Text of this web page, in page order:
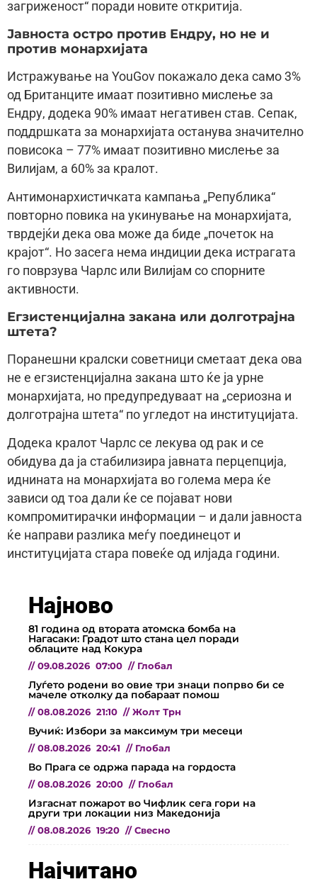
загриженост“ поради новите откритија.
Јавноста остро против Ендру, но не и
против монархијата
Истражување на YouGov покажало дека само 3%
од Британците имаат позитивно мислење за
Ендру, додека 90% имаат негативен став. Сепак,
поддршката за монархијата останува значително
повисока – 77% имаат позитивно мислење за
Вилијам, а 60% за кралот.
Антимонархистичката кампања „Република“
повторно повика на укинување на монархијата,
тврдејќи дека ова може да биде „почеток на
крајот“. Но засега нема индиции дека истрагата
го поврзува Чарлс или Вилијам со спорните
активности.
Егзистенцијална закана или долготрајна
штета?
Поранешни кралски советници сметаат дека ова
не е егзистенцијална закана што ќе ја урне
монархијата, но предупредуваат на „сериозна и
долготрајна штета“ по угледот на институцијата.
Додека кралот Чарлс се лекува од рак и се
обидува да ја стабилизира јавната перцепција,
иднината на монархијата во голема мера ќе
зависи од тоа дали ќе се појават нови
компромитирачки информации – и дали јавноста
ќе направи разлика меѓу поединецот и
институцијата стара повеќе од илјада години.
Најново
81 година од втората атомска бомба на
Нагасаки: Градот што стана цел поради
облаците над Кокура
// 09.08.2026 07:00 // Глобал
Луѓето родени во овие три знаци попрво би се
мачеле отколку да побараат помош
// 08.08.2026 21:10 // Жолт Трн
Вучиќ: Избори за максимум три месеци
// 08.08.2026 20:41 // Глобал
Во Прага се одржа парада на гордоста
// 08.08.2026 20:00 // Глобал
Изгаснат пожарот во Чифлик сега гори на
други три локации низ Македонија
// 08.08.2026 19:20 // Свесно
Најчитано